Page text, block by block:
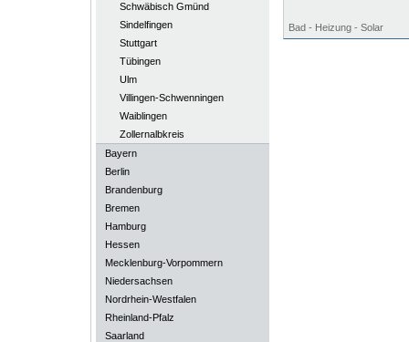
Schwäbisch Gmünd
Sindelfingen
Stuttgart
Tübingen
Ulm
Villingen-Schwenningen
Waiblingen
Zollernalbkreis
Bayern
Berlin
Brandenburg
Bremen
Hamburg
Hessen
Mecklenburg-Vorpommern
Niedersachsen
Nordrhein-Westfalen
Rheinland-Pfalz
Saarland
Bad - Heizung - Solar